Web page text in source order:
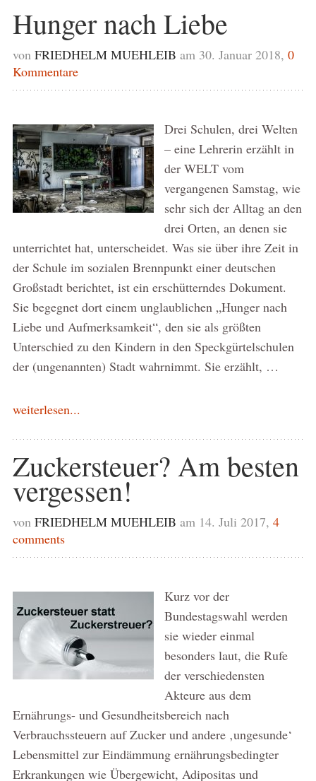
Hunger nach Liebe
von FRIEDHELM MUEHLEIB am 30. Januar 2018, 0
Kommentare
Drei Schulen, drei Welten
– eine Lehrerin erzählt in
der WELT vom
vergangenen Samstag, wie
sehr sich der Alltag an den
drei Orten, an denen sie
unterrichtet hat, unterscheidet. Was sie über ihre Zeit in
der Schule im sozialen Brennpunkt einer deutschen
Großstadt berichtet, ist ein erschütterndes Dokument.
Sie begegnet dort einem unglaublichen „Hunger nach
Liebe und Aufmerksamkeit“, den sie als größten
Unterschied zu den Kindern in den Speckgürtelschulen
der (ungenannten) Stadt wahrnimmt. Sie erzählt, …
weiterlesen...
Zuckersteuer? Am besten
vergessen!
von FRIEDHELM MUEHLEIB am 14. Juli 2017, 4
comments
Kurz vor der
Bundestagswahl werden
sie wieder einmal
besonders laut, die Rufe
der verschiedensten
Akteure aus dem
Ernährungs- und Gesundheitsbereich nach
Verbrauchssteuern auf Zucker und andere ‚ungesunde‘
Lebensmittel zur Eindämmung ernährungsbedingter
Erkrankungen wie Übergewicht, Adipositas und